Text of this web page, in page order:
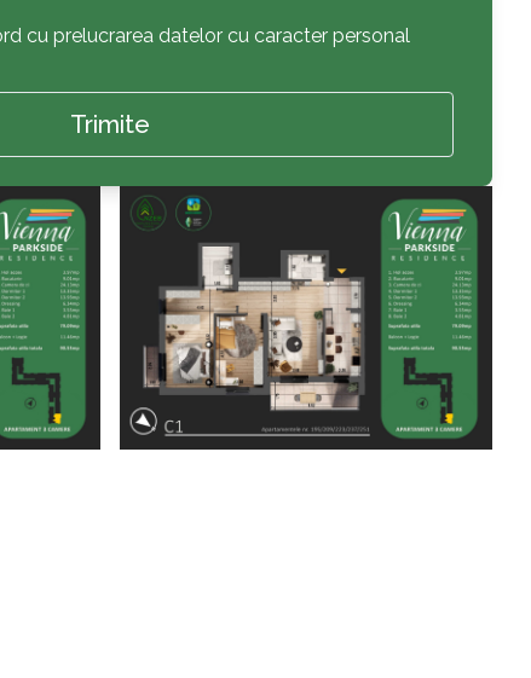
cu prelucrarea datelor cu caracter personal